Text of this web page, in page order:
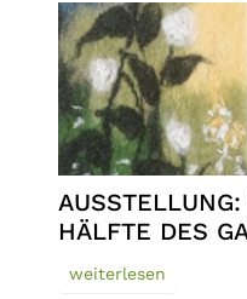
HÄLFTE DES
weiterlesen